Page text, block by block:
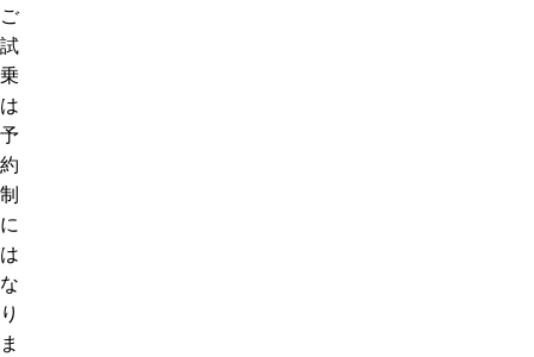
ご
試
乗
は
予
約
制
に
は
な
り
ま